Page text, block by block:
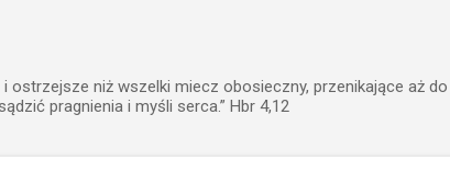
ostrzejsze niż wszelki miecz obosieczny, przenikające aż
pragnienia i myśli serca.” Hbr 4,12